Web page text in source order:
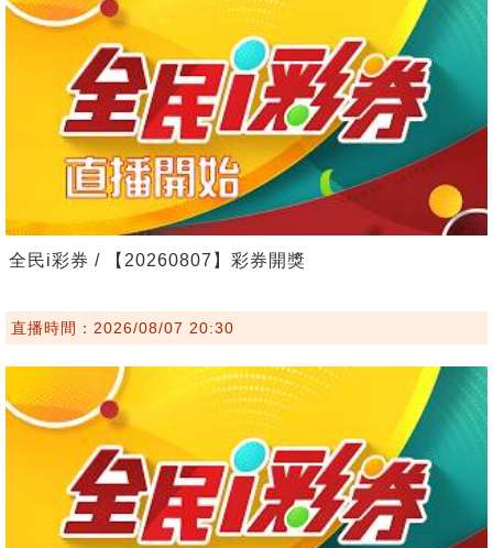
全民i彩券 / 【20260807】彩券開獎
直播時間：2026/08/07 20:30